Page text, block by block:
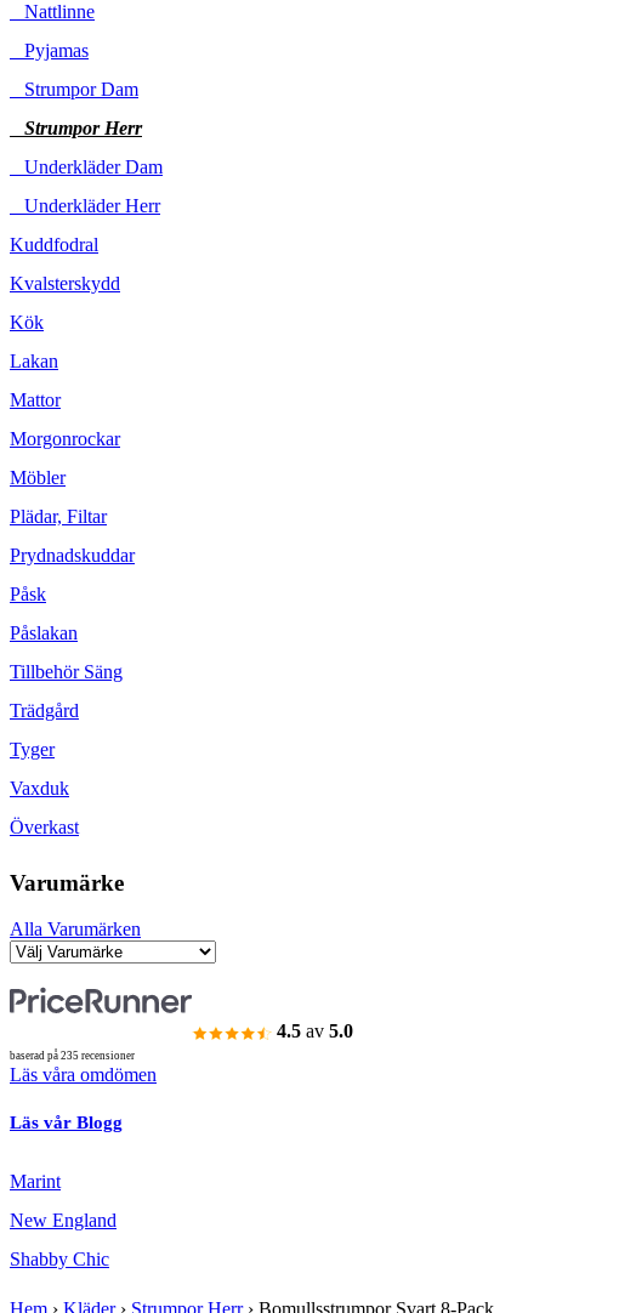
Nattlinne
Pyjamas
Strumpor Dam
Strumpor Herr
Underkläder Dam
Underkläder Herr
Kuddfodral
Kvalsterskydd
Kök
Lakan
Mattor
Morgonrockar
Möbler
Plädar, Filtar
Prydnadskuddar
Påsk
Påslakan
Tillbehör Säng
Trädgård
Tyger
Vaxduk
Överkast
Varumärke
Alla Varumärken
4.5 av 5.0
baserad på 235 recensioner
Läs våra omdömen
Läs vår Blogg
Marint
New England
Shabby Chic